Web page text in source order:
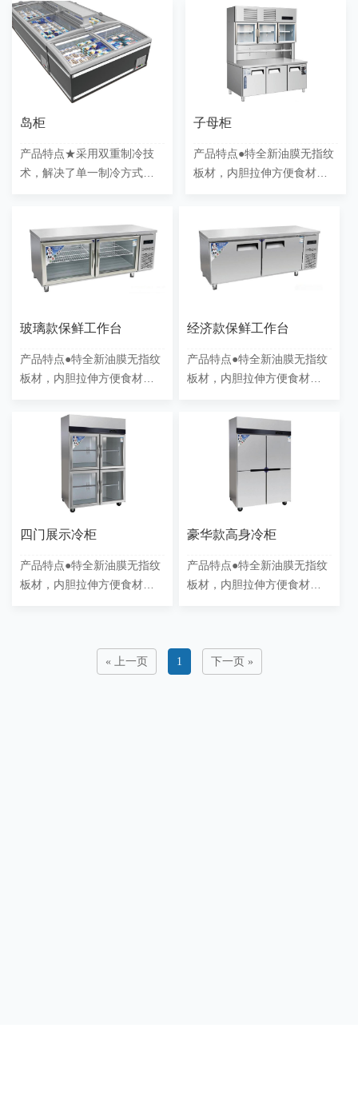
岛柜
产品特点★采用双重制冷技
术，解决了单一制冷方式难
围更加稳定。★顶部出风
口……
子母柜
产品特点●特全新油膜无指纹
板材，内胆拉伸方便食材残
600A, 机组结构化，中梁
加……
玻璃款保鲜工作台
产品特点●特全新油膜无指纹
板材，内胆拉伸方便食材残
134A 制冷剂加持，拒绝冷藏
600A, 机组结构化，中梁
经济款保鲜工作台
产品特点●特全新油膜无指纹
板材，内胆拉伸方便食材残
134A 制冷剂加持，拒绝冷藏
600A, 机组结构化，中梁
四门展示冷柜
产品特点●特全新油膜无指纹
板材，内胆拉伸方便食材残
豪华款高身冷柜
产品特点●特全新油膜无指纹
板材，内胆拉伸方便食材残
加……
« 上一页 1 下一页 »